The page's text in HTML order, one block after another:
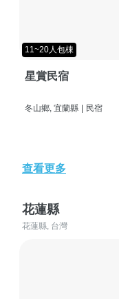
11~20人包棟
星賞民宿
冬山鄉, 宜蘭縣 民宿
查看更多
花蓮縣
花蓮縣, 台灣